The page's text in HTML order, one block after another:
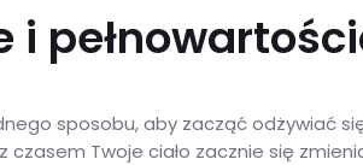
sposobu, aby zacząć odżywiać
Twoje ciało zacznie się